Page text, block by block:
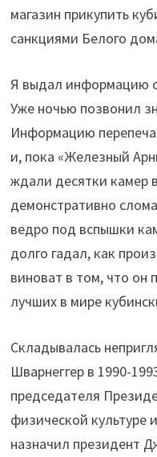
магазин прикупить
санкциями Белого
Я выдал информацию
Уже ночью позвонил
Информацию
и, пока «Железный
ждали десятки камер
демонстративно
ведро под вспышки
долго гадал, как
виноват в том, что он
лучших в мире
Складывалась
Шварнеггер в 1990-
председателя
физической культуре
назначил президент